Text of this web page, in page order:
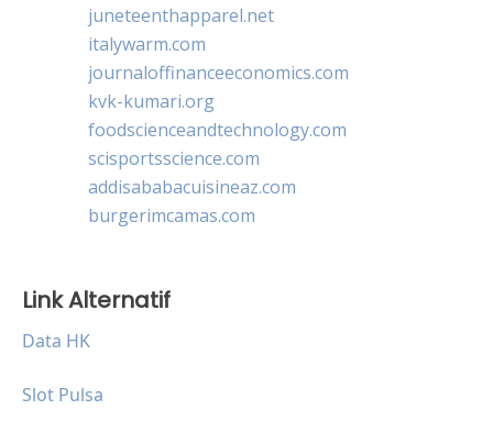
juneteenthapparel.net
italywarm.com
journaloffinanceeconomics.com
kvk-kumari.org
foodscienceandtechnology.com
scisportsscience.com
addisababacuisineaz.com
burgerimcamas.com
Link Alternatif
Data HK
Slot Pulsa